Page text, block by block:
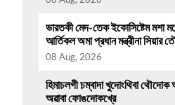
ভারতকী মেদ-তেক ইকোসিষ্টেম মশা
আর্তিকল অমা প্রধান মন্ত্রীনা সিয়ার
08 Aug, 2026
হিমাচলগী চম্বাদা খুদোংথিবা থৌদোক
অৱাবা ফোঙদোকখ্রে